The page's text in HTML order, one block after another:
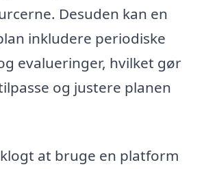
Desuden kan en
inkludere periodiske
evalueringer, hvilket gør
og justere planen
at bruge en platform